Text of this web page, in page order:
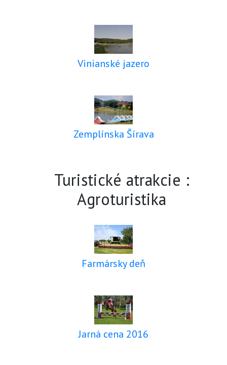
Vinianské jazero
Zemplínska Šírava
Turistické atrakcie :
Agroturistika
Farmársky deň
Jarná cena 2016